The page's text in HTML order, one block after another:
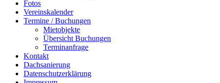
Fotos
Vereinskalender
Termine / Buchungen
Mietobjekte
Übersicht Buchungen
Terminanfrage
Kontakt
Dachsanierung
Datenschutzerklärung